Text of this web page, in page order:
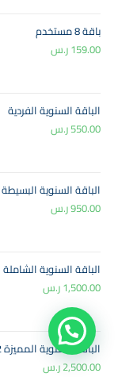
باقة 8 مستخدم
159.00ر.س
الباقة السنوية الفردية
550.00ر.س
الباقة السنوية البسيطة
950.00ر.س
الباقة السنوية الشاملة
1,500.00ر.س
الباقة السنوية المميزة 12 مستخدم
2,500.00ر.س